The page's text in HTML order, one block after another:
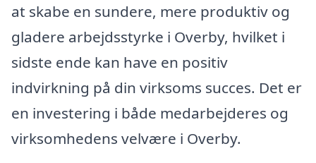
at skabe en sundere, mere produktiv og
gladere arbejdsstyrke i Overby, hvilket i
sidste ende kan have en positiv
indvirkning på din virksoms succes. Det er
en investering i både medarbejderes og
virksomhedens velvære i Overby.